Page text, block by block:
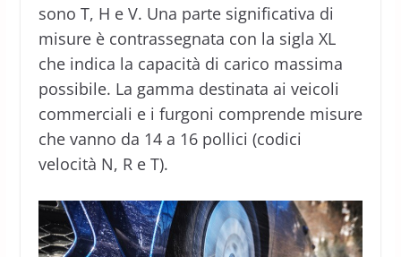
sono T, H e V. Una parte significativa di
misure è contrassegnata con la sigla XL
che indica la capacità di carico massima
possibile. La gamma destinata ai veicoli
commerciali e i furgoni comprende misure
che vanno da 14 a 16 pollici (codici
velocità N, R e T).